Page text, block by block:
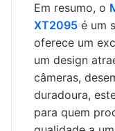
Em resumo, o
XT2095 é um
oferece um
um design
câmeras,
duradoura,
para quem